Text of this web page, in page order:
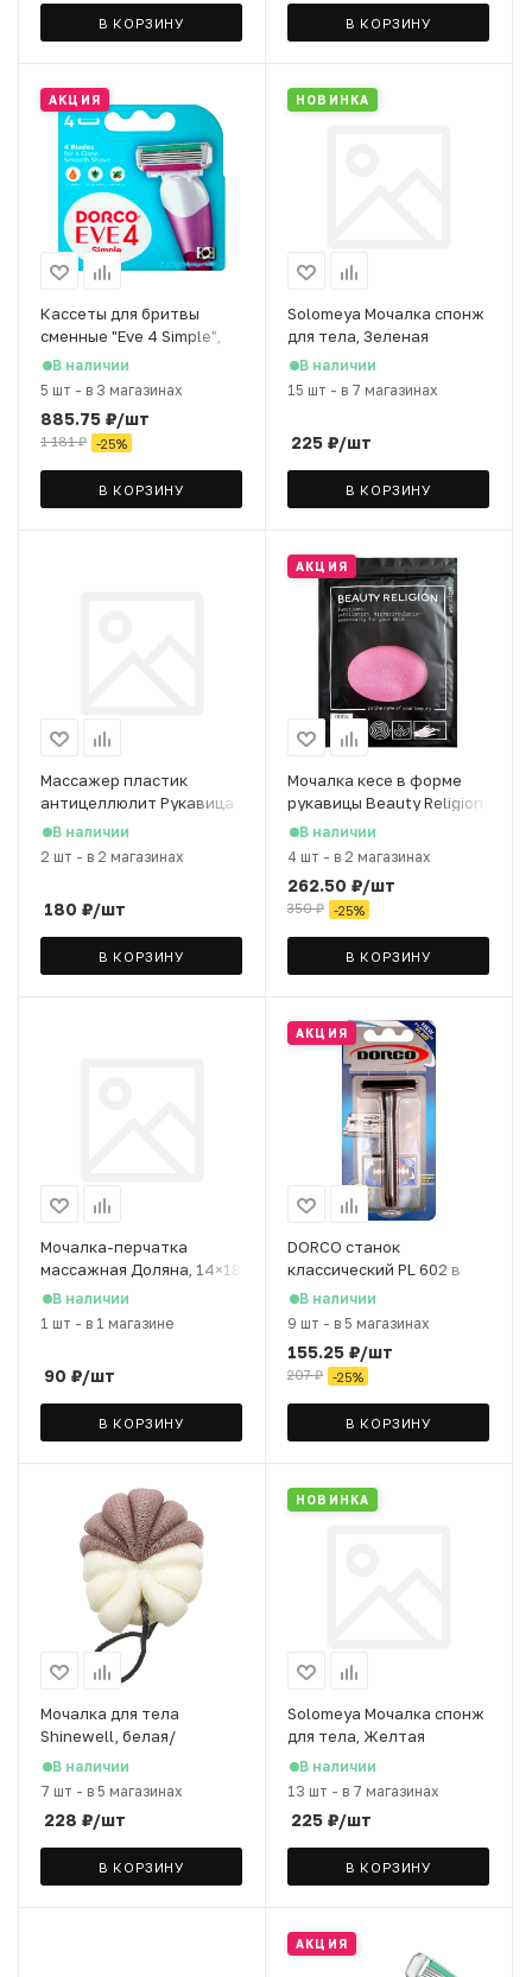
В КОРЗИНУ В КОРЗИНУ
АКЦИЯ
Кассеты для бритвы
сменные "Eve 4 Simple",
"Shai 4" Dorco, 4 шт
В наличии
5 шт - в 3 магазинах
885.75 ₽/шт
1 181₽ -25%
В КОРЗИНУ
НОВИНКА
Solomeya Мочалка спонж
для тела, Зеленая
В наличии
15 шт - в 7 магазинах
225 ₽/шт
В КОРЗИНУ
Массажер пластик
антицеллюлит Рукавица
МИКС
В наличии
2 шт - в 2 магазинах
180 ₽/шт
В КОРЗИНУ
АКЦИЯ
Мочалка кесе в форме
рукавицы Beauty Religion
розовая
В наличии
4 шт - в 2 магазинах
262.50 ₽/шт
350₽ -25%
В КОРЗИНУ
Мочалка-перчатка
массажная Доляна, 14×18
см, полосатая, цвет МИКС
В наличии
1 шт - в 1 магазине
90 ₽/шт
В КОРЗИНУ
АКЦИЯ
DORCO станок
классический PL 602 в
блистере + (2 лезвия)
В наличии
9 шт - в 5 магазинах
155.25 ₽/шт
207₽ -25%
В КОРЗИНУ
Мочалка для тела
Shinewell, белая/
коричневая
В наличии
7 шт - в 5 магазинах
228 ₽/шт
В КОРЗИНУ
НОВИНКА
Solomeya Мочалка спонж
для тела, Желтая
В наличии
13 шт - в 7 магазинах
225 ₽/шт
В КОРЗИНУ
АКЦИЯ